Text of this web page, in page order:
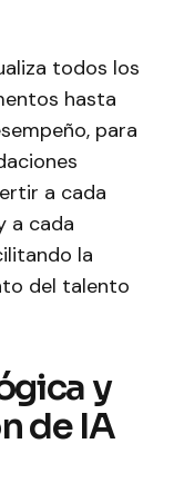
todos los
hasta
para
a cada
a cada
la
del talento
y
de IA